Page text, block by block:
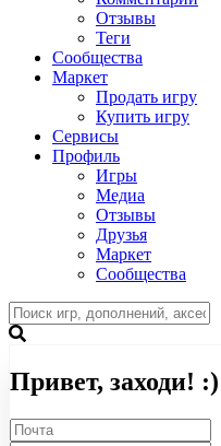
Отзывы
Теги
Сообщества
Маркет
Продать игру
Купить игру
Сервисы
Профиль
Игры
Медиа
Отзывы
Друзья
Маркет
Сообщества
Привет, заходи! :)